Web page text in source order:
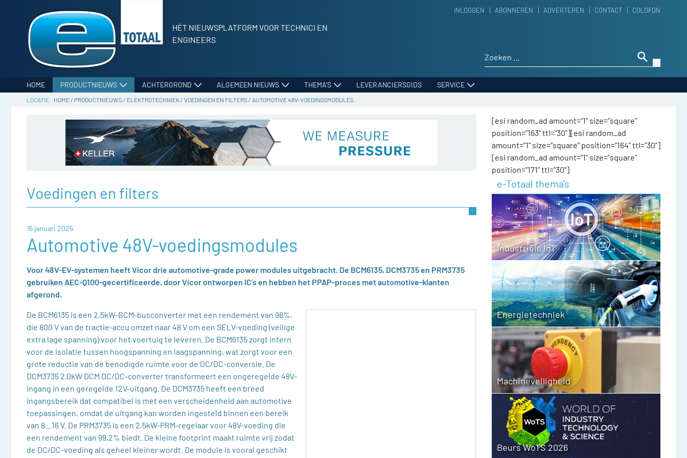
HÉT NIEUWSPLATFORM VOOR TECHNICI EN
ENGINEERS
INLOGGEN ABONNEREN ADVERTEREN CONTACT COLOFON
HOME PRODUCTNIEUWS ACHTERGROND ALGEMEEN NIEUWS THEMA’S LEVERANCIERSGIDS SERVICE
HOME/ PRODUCTNIEUWS/ ELEKTROTECHNIEK/ VOEDINGEN EN FILTERS/ AUTOMOTIVE 48V-VOEDINGSMODULES
Voedingen en filters
16 januari 2025
Automotive 48V-voedingsmodules
Voor 48V-EV-systemen heeft Vicor drie automotive-grade power modules uitgebracht. De BCM6135, DCM3735 en PRM3735
gebruiken AEC-Q100-gecertificeerde, door Vicor ontworpen IC’s en hebben het PPAP-proces met automotive-klanten
afgerond.
De BCM6135 is een 2,5kW-BCM-busconverter met een rendement van 98%,
die 800 V van de tractie-accu omzet naar 48 V om een SELV-voeding (veilige
extra lage spanning) voor het voertuig te leveren. De BCM6135 zorgt intern
voor de isolatie tussen hoogspanning en laagspanning, wat zorgt voor een
grote reductie van de benodigde ruimte voor de DC/DC-conversie. De
DCM3735 2,0kW DCM DC/DC-converter transformeert een ongeregelde 48V-
ingang in een geregelde 12V-uitgang. De DCM3735 heeft een breed
ingangsbereik dat compatibel is met een verscheidenheid aan automotive
toepassingen, omdat de uitgang kan worden ingesteld binnen een bereik
van 8…16 V. De PRM3735 is een 2,5kW-PRM-regelaar voor 48V-voeding die
een rendement van 99,2% biedt. De kleine footprint maakt ruimte vrij zodat
de DC/DC-voeding als geheel kleiner wordt. De module is vooral geschikt
[esi random_ad amount="1" size="square"
position="163" ttl="30"][esi random_ad
amount="1" size="square" position="164" ttl="30"]
[esi random_ad amount="1" size="square"
position="171" ttl="30"]
e-Totaal thema's
Industriële IoT
Energietechniek
Machineveiligheid
Beurs WoTS 2026